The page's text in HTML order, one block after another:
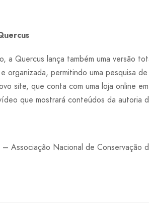
a Quercus lança também uma versão
e organizada, permitindo uma pesquisa
site, que conta com uma loja online
que mostrará conteúdos da autoria
Associação Nacional de Conservação